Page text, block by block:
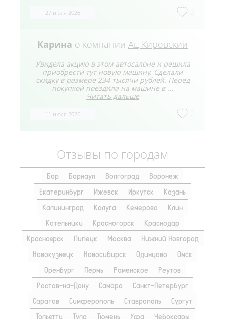
27 июля 2026
Карина о компании Ац Кировский
Увидела акцию в этом автосалоне и решила
приобрести тут новую машину. Сделали
скидку в размере 234 тысячи рублей. Перед
покупкой поездила на машине в ...
Читать дальше
11 июля 2026
Отзывы по городам
Бар Барнаул Волгоград
Воронеж
Екатеринбург
Ижевск Иркутск
Казань
Калининград
Калуга Кемерово
Клин
Котельники
Красногорск
Краснодар
Красноярск
Липецк Москва
Нижний Новгород
Новокузнецк
Новосибирск Одинцово
Омск
Оренбург
Пермь Раменское
Реутов
Ростов-на-Дону
Самара
Санкт-Петербург
Саратов
Симферополь Ставрополь
Сургут
Тольятти
Тула Тюмень Уфа Чебоксары